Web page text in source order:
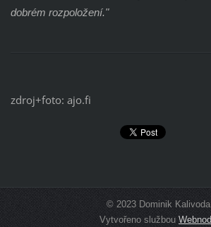
dobrém rozpoložení."
zdroj+foto: ajo.fi
© 2023 Dominik Kalivoda
Vytvořeno službou